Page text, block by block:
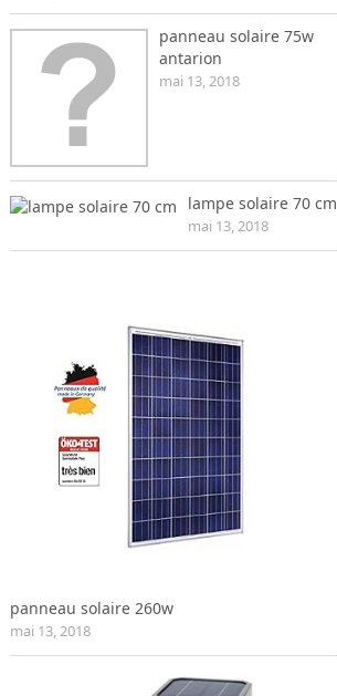
panneau solaire 75w
antarion
mai 13, 2018
lampe solaire 70 cm
mai 13, 2018
panneau solaire 260w
mai 13, 2018